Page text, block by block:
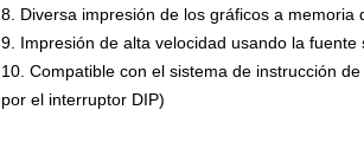
8. Diversa impresión de los gráficos a
9. Impresión de alta velocidad usando la
10. Compatible con el sistema de instrucción
por el interruptor DIP)